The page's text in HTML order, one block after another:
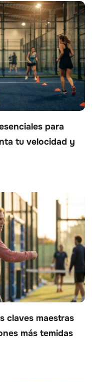
para
tu velocidad y
claves maestras
más temidas